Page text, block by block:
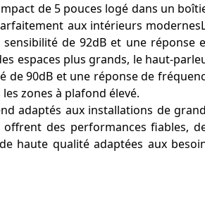
de 5 pouces logé dans un
aux intérieurs
de 92dB et une réponse
espaces plus grands, le haut-
de 90dB et une réponse de
zones à plafond élevé.
adaptés aux installations de
des performances fiables,
haute qualité adaptées aux